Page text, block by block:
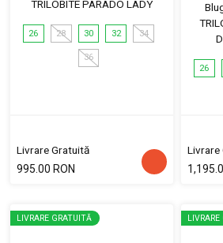
TRILOBITE PARADO LADY
26 28 30 32 34
36
Livrare Gratuită
995.00 RON
26
Livrare
LIVRARE GRATUITĂ